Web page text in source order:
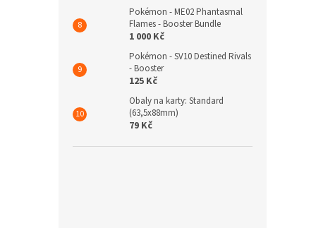
Pokémon - ME02 Phantasmal
Flames - Booster Bundle
1 000 Kč
Pokémon - SV10 Destined Rivals
- Booster
125 Kč
Obaly na karty: Standard
(63,5x88mm)
79 Kč